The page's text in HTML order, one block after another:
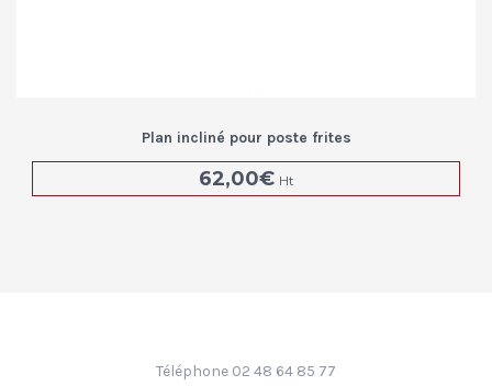
Plan incliné pour poste frites
62,00€ Ht
Téléphone 02 48 64 85 77